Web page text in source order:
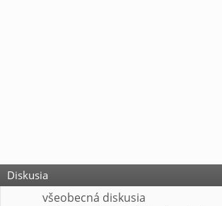
Diskusia
všeobecná diskusia